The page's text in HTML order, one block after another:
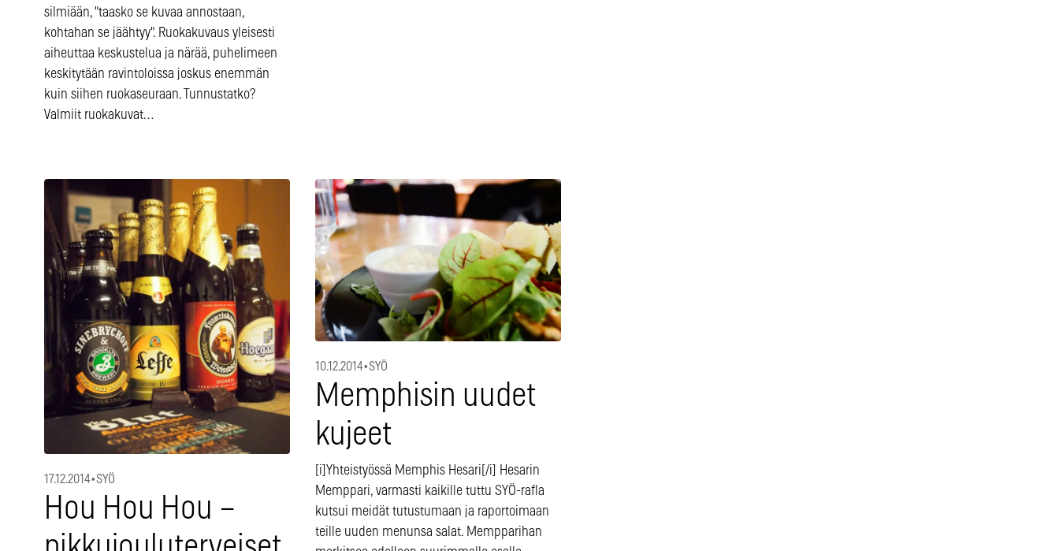
silmiään, "taasko se kuvaa annostaan,
kohtahan se jäähtyy". Ruokakuvaus yleisesti
aiheuttaa keskustelua ja närää, puhelimeen
keskitytään ravintoloissa joskus enemmän
kuin siihen ruokaseuraan. Tunnustatko?
Valmiit ruokakuvat…
17.12.2014•SYÖ
Hou Hou Hou –
10.12.2014•SYÖ
Memphisin uudet
kujeet
[i]Yhteistyössä Memphis Hesari[/i] Hesarin
Memppari, varmasti kaikille tuttu SYÖ-rafla
kutsui meidät tutustumaan ja raportoimaan
teille uuden menunsa salat. Mempparihan